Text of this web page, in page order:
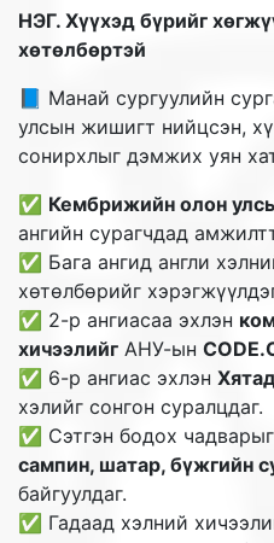
НЭГ. Хүүхэд бүрийг
хөтөлбөртэй
📘 Манай сургуулийн
улсын жишигт нийцсэн,
сонирхлыг дэмжих уян
✅ Кембрижийн олон
ангийн сурагчдад
✅ Бага ангид англи
хөтөлбөрийг
✅ 2-р ангиасаа эхлэн
хичээлийг АНУ-ын
✅ 6-р ангиас эхлэн
хэлийг сонгон суралцдаг.
✅ Сэтгэн бодох
сампин, шатар, бүжгийн
байгуулдаг.
✅ Гадаад хэлний